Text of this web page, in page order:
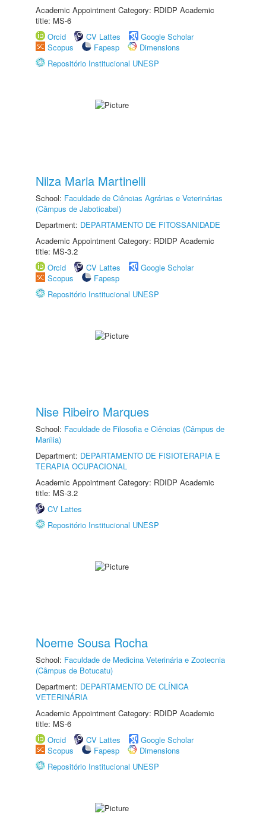
Academic Appointment Category: RDIDP Academic
title: MS-6
Orcid
CV Lattes
Google Scholar
Scopus
Fapesp
Dimensions
Repositório Institucional UNESP
Nilza Maria Martinelli
School: Faculdade de Ciências Agrárias e Veterinárias
(Câmpus de Jaboticabal)
Department: DEPARTAMENTO DE FITOSSANIDADE
Academic Appointment Category: RDIDP Academic
title: MS-3.2
Orcid
CV Lattes
Google Scholar
Scopus
Fapesp
Repositório Institucional UNESP
Nise Ribeiro Marques
School: Faculdade de Filosofia e Ciências (Câmpus de
Marília)
Department: DEPARTAMENTO DE FISIOTERAPIA E
TERAPIA OCUPACIONAL
Academic Appointment Category: RDIDP Academic
title: MS-3.2
CV Lattes
Repositório Institucional UNESP
Noeme Sousa Rocha
School: Faculdade de Medicina Veterinária e Zootecnia
(Câmpus de Botucatu)
Department: DEPARTAMENTO DE CLÍNICA
VETERINÁRIA
Academic Appointment Category: RDIDP Academic
title: MS-6
Orcid
CV Lattes
Google Scholar
Scopus
Fapesp
Dimensions
Repositório Institucional UNESP